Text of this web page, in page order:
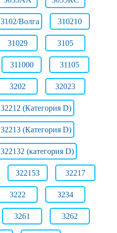
3102/Волга 310210
31029 3105
311000 31105
3202 32023
32212 (Категория D)
32213 (Категория D)
322132 (категория D)
322153 32217
3222 3234
3261 3262